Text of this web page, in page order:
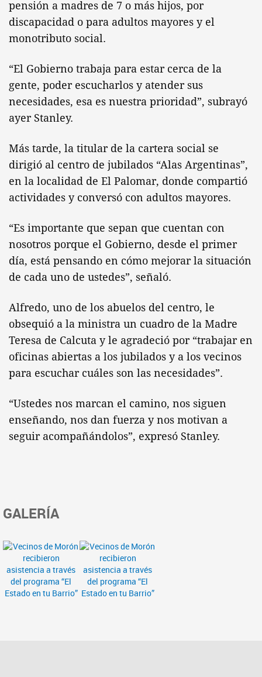
pensión a madres de 7 o más hijos, por
discapacidad o para adultos mayores y el
monotributo social.
“El Gobierno trabaja para estar cerca de la
gente, poder escucharlos y atender sus
necesidades, esa es nuestra prioridad”, subrayó
ayer Stanley.
Más tarde, la titular de la cartera social se
dirigió al centro de jubilados “Alas Argentinas”,
en la localidad de El Palomar, donde compartió
actividades y conversó con adultos mayores.
“Es importante que sepan que cuentan con
nosotros porque el Gobierno, desde el primer
día, está pensando en cómo mejorar la situación
de cada uno de ustedes”, señaló.
Alfredo, uno de los abuelos del centro, le
obsequió a la ministra un cuadro de la Madre
Teresa de Calcuta y le agradeció por “trabajar en
oficinas abiertas a los jubilados y a los vecinos
para escuchar cuáles son las necesidades”.
“Ustedes nos marcan el camino, nos siguen
enseñando, nos dan fuerza y nos motivan a
seguir acompañándolos”, expresó Stanley.
GALERÍA